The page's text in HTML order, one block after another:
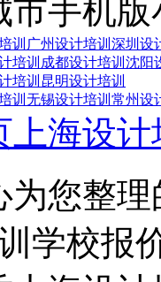
市手机版
训 广州设计培训 深圳设
培训 成都设计培训 沈阳
培训 昆明设计培训
训 无锡设计培训 常州设
上海设
为您整
学校报